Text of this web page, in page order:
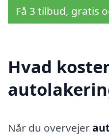
Få 3 tilbud, gratis
Hvad
Når du overvejer